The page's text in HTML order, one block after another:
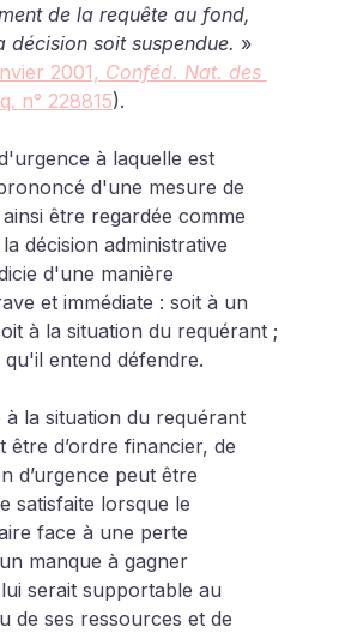
de la requête au fond,
décision soit suspendue. »
2001, Conféd. Nat. des
n° 228815).
à laquelle est
d'une mesure de
être regardée comme
décision administrative
d'une manière
et immédiate : soit à un
à la situation du requérant ;
entend défendre.
à la situation du requérant
être d’ordre financier, de
d’urgence peut être
satisfaite lorsque le
face à une perte
manque à gagner
serait supportable au
de ses ressources et de